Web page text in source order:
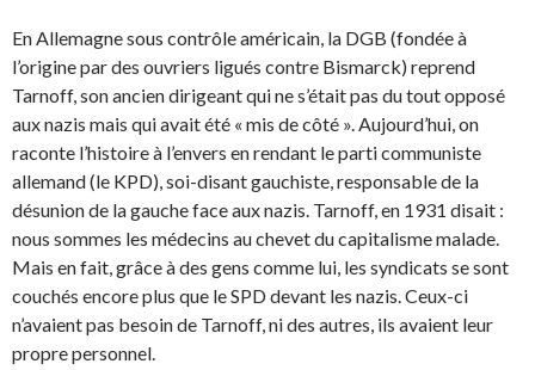
En Allemagne sous contrôle américain, la DGB (fondée à
l’origine par des ouvriers ligués contre Bismarck) reprend
Tarnoff, son ancien dirigeant qui ne s’était pas du tout opposé
aux nazis mais qui avait été « mis de côté ». Aujourd’hui, on
raconte l’histoire à l’envers en rendant le parti communiste
allemand (le KPD), soi-disant gauchiste, responsable de la
désunion de la gauche face aux nazis. Tarnoff, en 1931 disait :
nous sommes les médecins au chevet du capitalisme malade.
Mais en fait, grâce à des gens comme lui, les syndicats se sont
couchés encore plus que le SPD devant les nazis. Ceux-ci
n’avaient pas besoin de Tarnoff, ni des autres, ils avaient leur
propre personnel.